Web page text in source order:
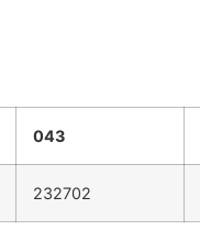
043
232702